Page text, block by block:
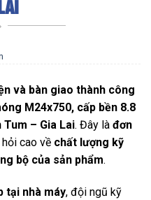
và bàn giao thành công
M24x750, cấp bền 8.8
Tum – Gia Lai. Đây là đơn
cao về chất lượng kỹ
bộ của sản phẩm.
tại nhà máy, đội ngũ kỹ